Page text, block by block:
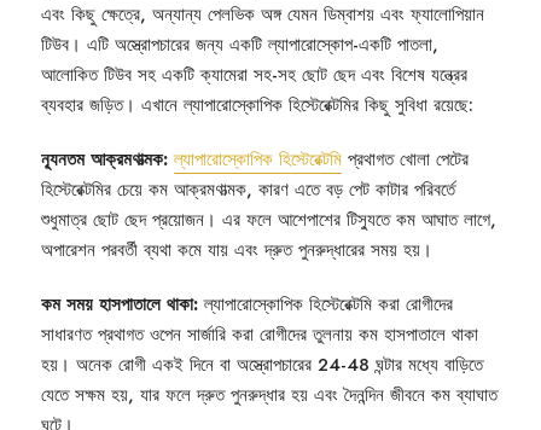
এবং কিছু ক্ষেত্রে, অন্যান্য পেলভিক অঙ্গ যেমন ডিম্বাশয় এবং ফ্যালোপিয়ান
টিউব। এটি অস্ত্রোপচারের জন্য একটি ল্যাপারোস্কোপ-একটি পাতলা,
আলোকিত টিউব সহ একটি ক্যামেরা সহ-সহ ছোট ছেদ এবং বিশেষ যন্ত্রের
ব্যবহার জড়িত। এখানে ল্যাপারোস্কোপিক হিস্টেরেক্টমির কিছু সুবিধা রয়েছে:
ন্যূনতম আক্রমণাত্মক: ল্যাপারোস্কোপিক হিস্টেরেক্টমি প্রথাগত খোলা পেটের
হিস্টেরেক্টমির চেয়ে কম আক্রমণাত্মক, কারণ এতে বড় পেট কাটার পরিবর্তে
শুধুমাত্র ছোট ছেদ প্রয়োজন। এর ফলে আশেপাশের টিস্যুতে কম আঘাত লাগে,
অপারেশন পরবর্তী ব্যথা কমে যায় এবং দ্রুত পুনরুদ্ধারের সময় হয়।
কম সময় হাসপাতালে থাকা:ল্যাপারোস্কোপিক হিস্টেরেক্টমি করা রোগীদের
সাধারণত প্রথাগত ওপেন সার্জারি করা রোগীদের তুলনায় কম হাসপাতালে থাকা
হয়। অনেক রোগী একই দিনে বা অস্ত্রোপচারের 24-48 ঘন্টার মধ্যে বাড়িতে
যেতে সক্ষম হয়, যার ফলে দ্রুত পুনরুদ্ধার হয় এবং দৈনন্দিন জীবনে কম ব্যাঘাত